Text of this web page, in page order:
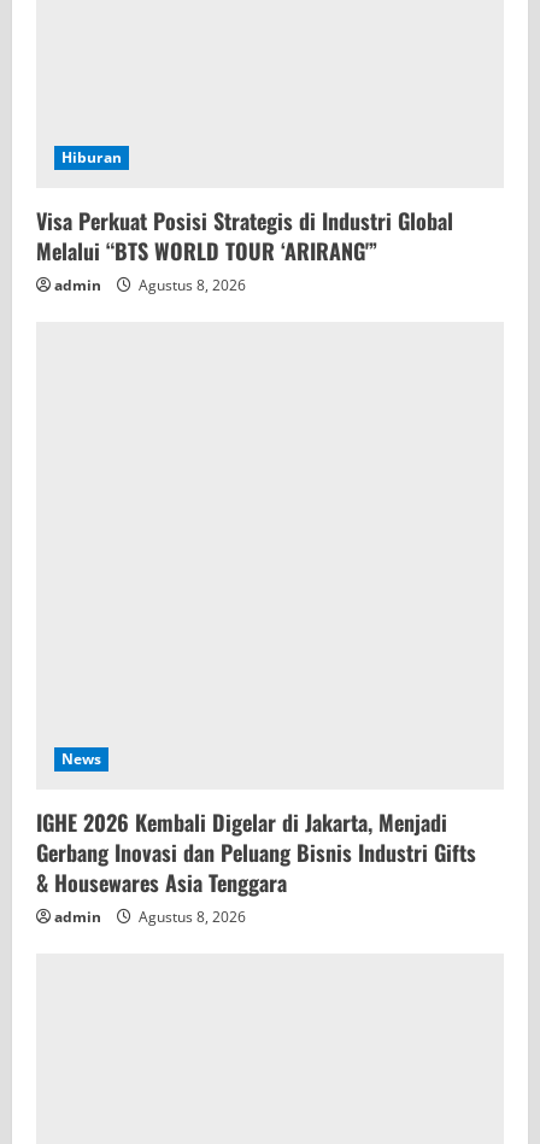
Hiburan
Visa Perkuat Posisi Strategis di Industri Global
Melalui “BTS WORLD TOUR ‘ARIRANG'”
admin Agustus 8, 2026
News
IGHE 2026 Kembali Digelar di Jakarta, Menjadi
Gerbang Inovasi dan Peluang Bisnis Industri Gifts
& Housewares Asia Tenggara
admin Agustus 8, 2026